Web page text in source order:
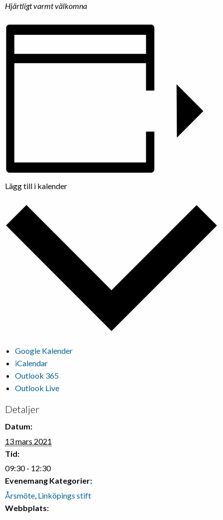
Hjärtligt varmt välkomna
Lägg till i kalender
Google Kalender
iCalendar
Outlook 365
Outlook Live
Detaljer
Datum:
13 mars 2021
Tid:
09:30 - 12:30
Evenemang Kategorier:
Årsmöte, Linköpings stift
Webbplats: